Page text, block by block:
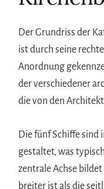
Der Grundriss der
ist durch seine
Anordnung
der verschiedener
die von den
Die fünf Schiffe
gestaltet, was
zentrale Achse
breiter ist als die